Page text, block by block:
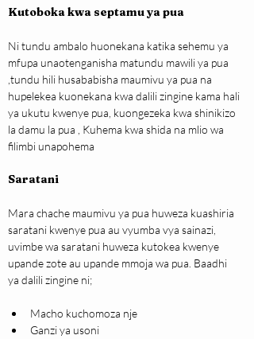
Kutoboka kwa septamu ya pua
Ni tundu ambalo huonekana katika sehemu ya
mfupa unaotenganisha matundu mawili ya pua
,tundu hili husababisha maumivu ya pua na
hupelekea kuonekana kwa dalili zingine kama hali
ya ukutu kwenye pua, kuongezeka kwa shinikizo
la damu la pua , Kuhema kwa shida na mlio wa
filimbi unapohema
Saratani
Mara chache maumivu ya pua huweza kuashiria
saratani kwenye pua au vyumba vya sainazi,
uvimbe wa saratani huweza kutokea kwenye
upande zote au upande mmoja wa pua. Baadhi
ya dalili zingine ni;
Macho kuchomoza nje
Ganzi ya usoni